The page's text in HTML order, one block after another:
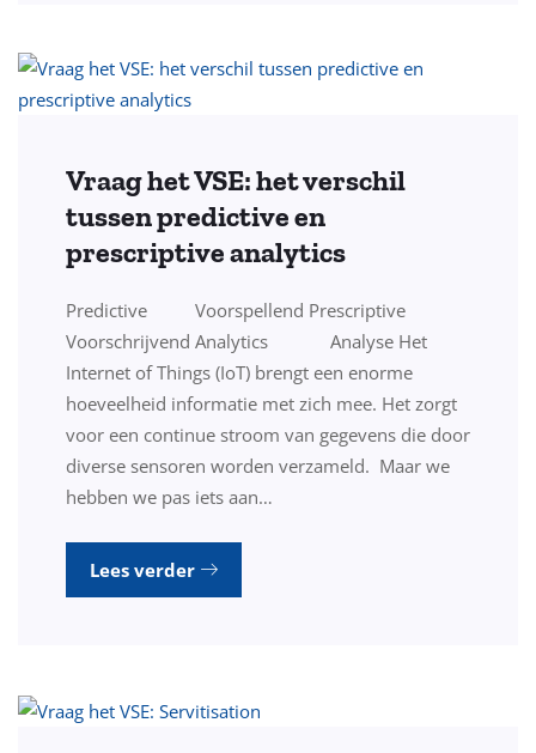
Vraag het VSE: het verschil
tussen predictive en
prescriptive analytics
Predictive Voorspellend Prescriptive
Voorschrijvend Analytics Analyse Het
Internet of Things (IoT) brengt een enorme
hoeveelheid informatie met zich mee. Het zorgt
voor een continue stroom van gegevens die door
diverse sensoren worden verzameld. Maar we
hebben we pas iets aan…
Lees verder